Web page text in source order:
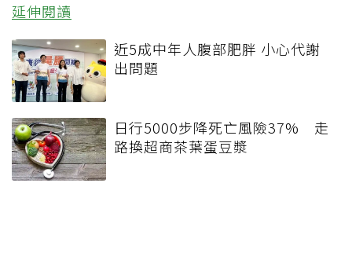
延伸閱讀
近5成中年人腹部肥胖 小心代謝
出問題
日行5000步降死亡風險37% 走
路換超商茶葉蛋豆漿